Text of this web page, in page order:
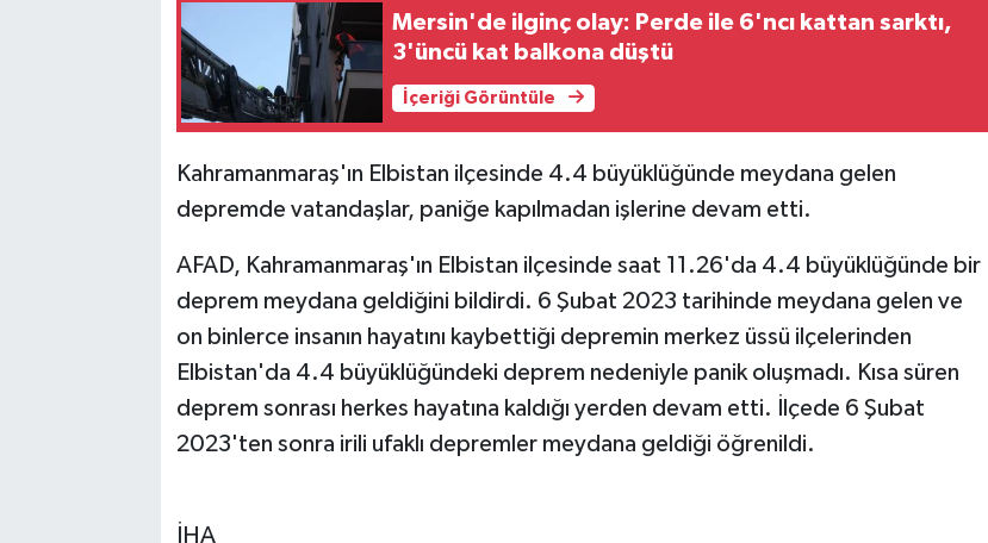
Mersin'de ilginç olay: Perde ile 6'ncı kattan sarktı,
3'üncü kat balkona düştü
İçeriği Görüntüle
Kahramanmaraş'ın Elbistan ilçesinde 4.4 büyüklüğünde meydana gelen
depremde vatandaşlar, paniğe kapılmadan işlerine devam etti.
AFAD, Kahramanmaraş'ın Elbistan ilçesinde saat 11.26'da 4.4 büyüklüğünde bir
deprem meydana geldiğini bildirdi. 6 Şubat 2023 tarihinde meydana gelen ve
on binlerce insanın hayatını kaybettiği depremin merkez üssü ilçelerinden
Elbistan'da 4.4 büyüklüğündeki deprem nedeniyle panik oluşmadı. Kısa süren
deprem sonrası herkes hayatına kaldığı yerden devam etti. İlçede 6 Şubat
2023'ten sonra irili ufaklı depremler meydana geldiği öğrenildi.
İHA